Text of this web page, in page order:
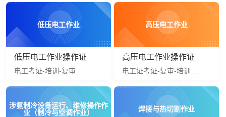
低压电工作业
低压电工作业操作证
电工考证-培训-复审
高压电工作业
高压电工作业操作证
电工证考证-复审-培训......
涉氨制冷设备运行、维修操作作
业（制冷与空调作业）
焊接与热切割作业